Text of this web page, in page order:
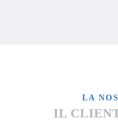
LA
IL